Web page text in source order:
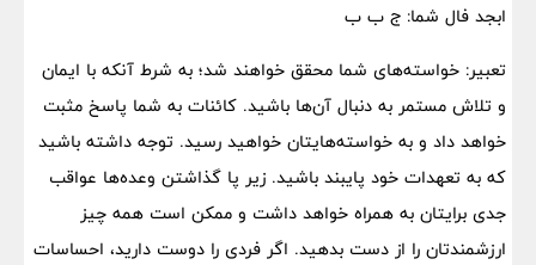
ابجد فال شما: ج ب ب
تعبیر: خواسته‌های شما محقق خواهند شد؛ به شرط آنکه با ایمان
و تلاش مستمر به دنبال آن‌ها باشید. کائنات به شما پاسخ مثبت
خواهد داد و به خواسته‌هایتان خواهید رسید. توجه داشته باشید
که به تعهدات خود پایبند باشید. زیر پا گذاشتن وعده‌ها عواقب
جدی برایتان به همراه خواهد داشت و ممکن است همه چیز
ارزشمندتان را از دست بدهید. اگر فردی را دوست دارید، احساسات